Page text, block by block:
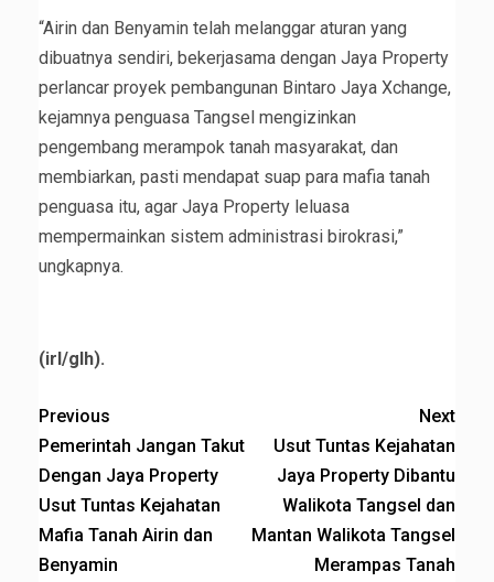
“Airin dan Benyamin telah melanggar aturan yang
dibuatnya sendiri, bekerjasama dengan Jaya Property
perlancar proyek pembangunan Bintaro Jaya Xchange,
kejamnya penguasa Tangsel mengizinkan
pengembang merampok tanah masyarakat, dan
membiarkan, pasti mendapat suap para mafia tanah
penguasa itu, agar Jaya Property leluasa
mempermainkan sistem administrasi birokrasi,”
ungkapnya.
(irl/glh).
Previous
Pemerintah Jangan Takut
Dengan Jaya Property
Usut Tuntas Kejahatan
Mafia Tanah Airin dan
Benyamin
Next
Usut Tuntas Kejahatan
Jaya Property Dibantu
Walikota Tangsel dan
Mantan Walikota Tangsel
Merampas Tanah